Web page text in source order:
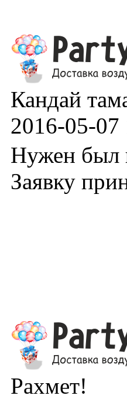
Кандай
2016-05-07
Нужен был
Заявку
Рахмет!